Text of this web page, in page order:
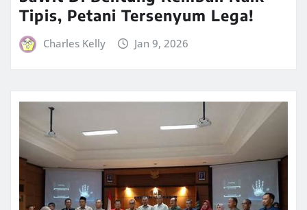
Tipis, Petani Tersenyum Lega!
Charles Kelly Jan 9, 2026